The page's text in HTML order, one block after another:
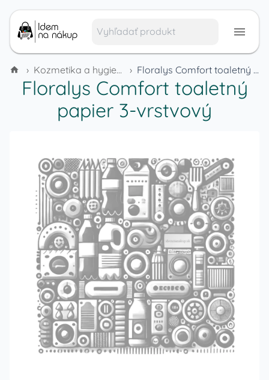
› Kozmetika a hygienické potreby › Floralys Comfort toaletný papier 3-vrstvový
Floralys Comfort toaletný
papier 3-vrstvový